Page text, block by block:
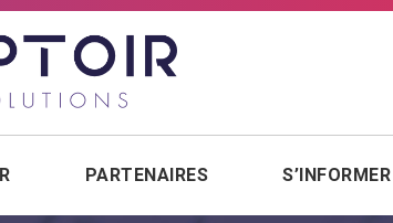
PARTENAIRES S’INFORMER